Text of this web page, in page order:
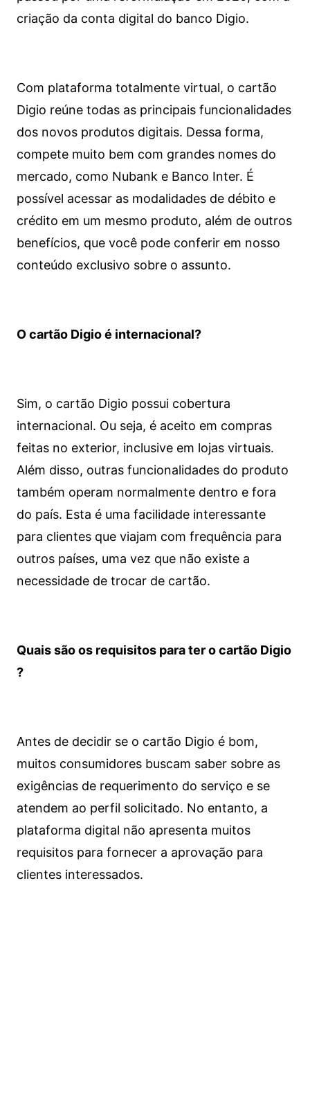
criação da conta digital do banco Digio.
Com plataforma totalmente virtual, o cartão
Digio reúne todas as principais funcionalidades
dos novos produtos digitais. Dessa forma,
compete muito bem com grandes nomes do
mercado, como Nubank e Banco Inter. É
possível acessar as modalidades de débito e
crédito em um mesmo produto, além de outros
benefícios, que você pode conferir em nosso
conteúdo exclusivo sobre o assunto.
O cartão Digio é internacional?
Sim, o cartão Digio possui cobertura
internacional. Ou seja, é aceito em compras
feitas no exterior, inclusive em lojas virtuais.
Além disso, outras funcionalidades do produto
também operam normalmente dentro e fora
do país. Esta é uma facilidade interessante
para clientes que viajam com frequência para
outros países, uma vez que não existe a
necessidade de trocar de cartão.
Quais são os requisitos para ter o cartão Digio
?
Antes de decidir se o cartão Digio é bom,
muitos consumidores buscam saber sobre as
exigências de requerimento do serviço e se
atendem ao perfil solicitado. No entanto, a
plataforma digital não apresenta muitos
requisitos para fornecer a aprovação para
clientes interessados.